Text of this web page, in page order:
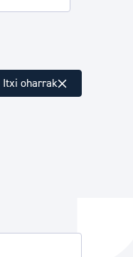
Itxi oharrak